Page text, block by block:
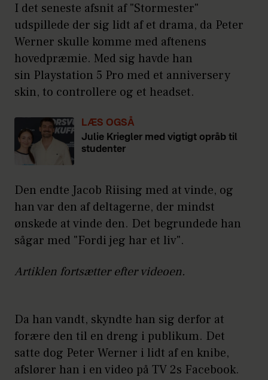
I det seneste afsnit af "Stormester"
udspillede der sig lidt af et drama, da Peter
Werner skulle komme med aftenens
hovedpræmie. Med sig havde han
sin Playstation 5 Pro med et anniversery
skin, to controllere og et headset.
LÆS OGSÅ
Julie Kriegler med vigtigt opråb til
studenter
Den endte Jacob Riising med at vinde, og
han var den af deltagerne, der mindst
ønskede at vinde den. Det begrundede han
sågar med "Fordi jeg har et liv".
Artiklen fortsætter efter videoen.
Da han vandt, skyndte han sig derfor at
forære den til en dreng i publikum. Det
satte dog Peter Werner i lidt af en knibe,
afslører han i en video på TV 2s Facebook.